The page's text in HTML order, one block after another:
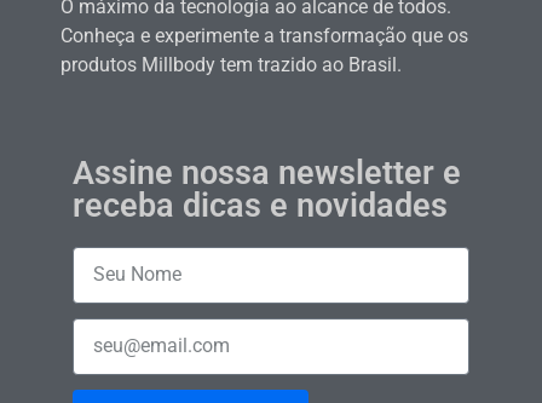
O máximo da tecnologia ao alcance de todos.
Conheça e experimente a transformação que os
produtos Millbody tem trazido ao Brasil.
Assine nossa newsletter e
receba dicas e novidades